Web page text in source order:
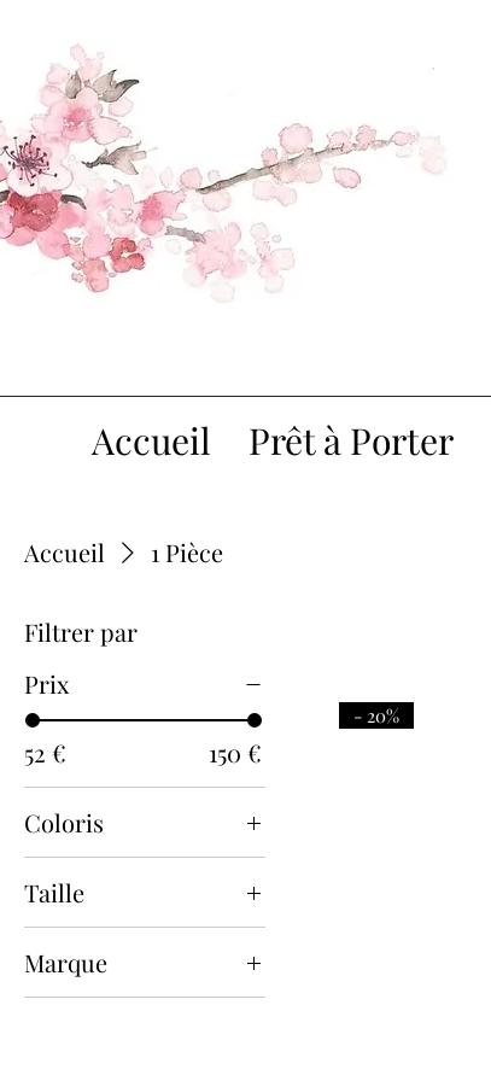
Accueil Prêt à Porter
Accueil 1 Pièce
Filtrer par
Prix
52 € 150 €
Coloris
Taille
2
Marque
- 20%